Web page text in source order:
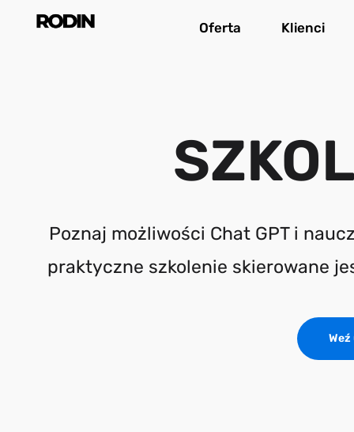
Przejdź
Oferta Klienci
Poznaj możliwości Chat GPT i
praktyczne szkolenie skierowane
Weź